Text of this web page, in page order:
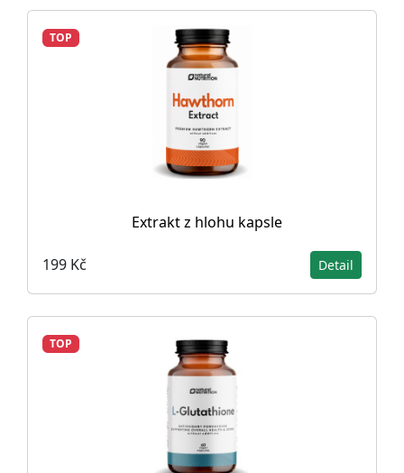
TOP
Extrakt z hlohu kapsle
199 Kč Detail
TOP